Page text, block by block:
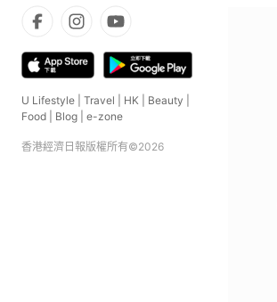
U Lifestyle Travel HK Beauty
Food
Blog e-zone
香港經濟日報版權所有©2026